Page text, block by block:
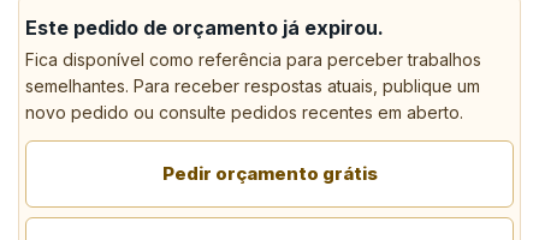
Este pedido de orçamento já expirou.
Fica disponível como referência para perceber trabalhos
semelhantes. Para receber respostas atuais, publique um
novo pedido ou consulte pedidos recentes em aberto.
Pedir orçamento grátis